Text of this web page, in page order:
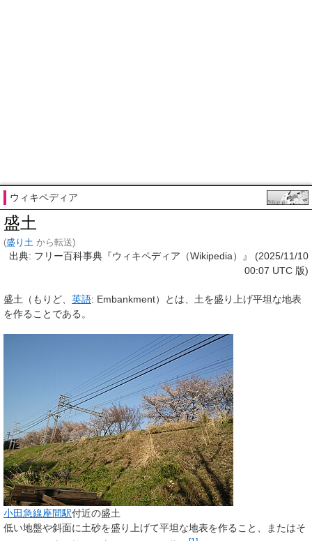
ウィキペディア
盛土
(盛り土 から転送)
出典: フリー百科事典『ウィキペディア（Wikipedia）』 (2025/11/10
00:07 UTC 版)
盛土 （もりど、 英語: Embankment）とは、土を盛り上げ平坦な地表
を作ることである。
小田急線座間駅付近の盛土
低い地盤や斜面に土砂を盛り上げて平坦な地表を作ること、またはそ